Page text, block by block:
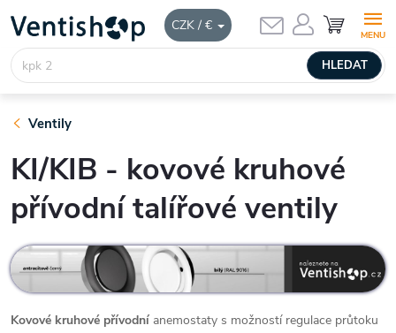
CZK / €
obsah
HLEDAT
NÁKUPNÍ
KOŠÍK
Ventily
KI/KIB - kovové kruhové
přívodní talířové ventily
Kovové kruhové přívodní anemostaty s možností regulace průtoku